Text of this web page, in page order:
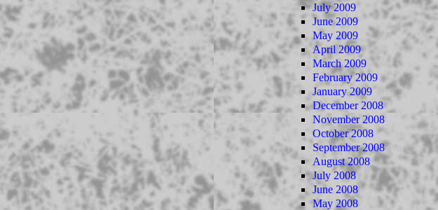
July 2009
June 2009
May 2009
April 2009
March 2009
February 2009
January 2009
December 2008
November 2008
October 2008
September 2008
August 2008
July 2008
June 2008
May 2008